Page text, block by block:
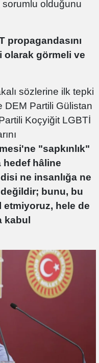
sorumlu olduğunu
propagandasını
olarak görmeli ve
sözlerine ilk tepki
DEM Partili Gülistan
Koçyiğit LGBTİ
"sapkınlık"
hedef hâline
ne insanlığa ne
bunu, bu
etmiyoruz, hele de
kabul